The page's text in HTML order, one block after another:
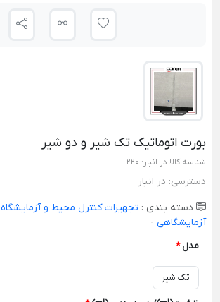
بورت اتوماتیک تک شیر و دو شیر
شناسه کالا در انبار: 220
دسترسی: در انبار
دسته بندی : تجهیزات کنترل محیط و آزمایشگاه
آزمایشگاهی -
مدل *